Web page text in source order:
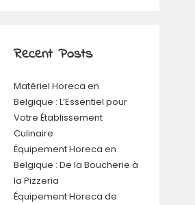
Recent Posts
Matériel Horeca en
Belgique : L’Essentiel pour
Votre Établissement
Culinaire
Équipement Horeca en
Belgique : De la Boucherie à
la Pizzeria
Équipement Horeca de